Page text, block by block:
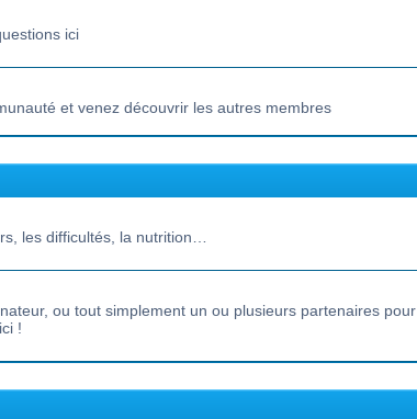
ici
et venez découvrir les autres membres
les difficultés, la nutrition…
ou tout simplement un ou plusieurs partenaires pour
!